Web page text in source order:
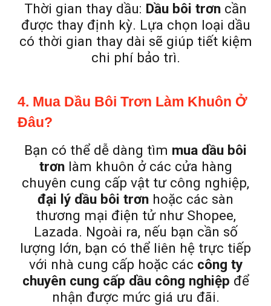
Thời gian thay dầu: Dầu bôi trơn cần
được thay định kỳ. Lựa chọn loại dầu
có thời gian thay dài sẽ giúp tiết kiệm
chi phí bảo trì.
4. Mua Dầu Bôi Trơn Làm Khuôn Ở
Đâu?
Bạn có thể dễ dàng tìm mua dầu bôi
trơnlàm khuôn ở các cửa hàng
chuyên cung cấp vật tư công nghiệp,
đại lý dầu bôi trơn hoặc các sàn
thương mại điện tử như Shopee,
Lazada. Ngoài ra, nếu bạn cần số
lượng lớn, bạn có thể liên hệ trực tiếp
với nhà cung cấp hoặc các công ty
chuyên cung cấp dầu công nghiệp để
nhận được mức giá ưu đãi.